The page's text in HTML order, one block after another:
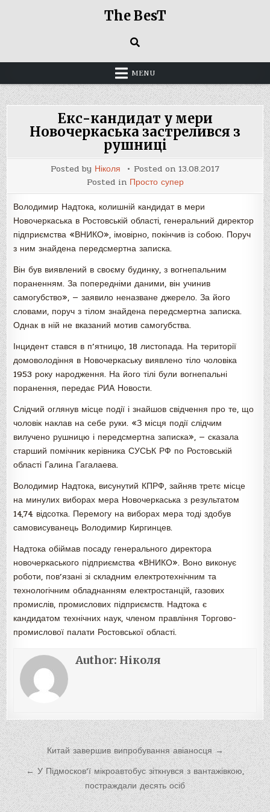
The BesT
MENU
Екс-кандидат у мери
Новочеркаська застрелився з
рушниці
Posted by Ніколя Posted on 13.08.2017
Posted in Просто супер
Володимир Надтока, колишній кандидат в мери
Новочеркаська в Ростовській області, генеральний директор
підприємства «ВНИКО», імовірно, покінчив із собою. Поруч
з ним знайдена передсмертна записка.
Він був виявлений в своєму будинку, з вогнепальним
пораненням. За попередніми даними, він учинив
самогубство», — заявило неназване джерело. За його
словами, поруч з тілом знайдена передсмертна записка.
Однак в ній не вказаний мотив самогубства.
Інцидент стався в п’ятницю, 18 листопада. На території
домоволодіння в Новочеркаську виявлено тіло чоловіка
1953 року народження. На його тілі були вогнепальні
поранення, передає РИА Новости.
Слідчий оглянув місце події і знайшов свідчення про те, що
чоловік наклав на себе руки. «З місця події слідчим
вилучено рушницю і передсмертна записка», — сказала
старший помічник керівника СУСЬК РФ по Ростовській
області Галина Гагалаева.
Володимир Надтока, висунутий КПРФ, зайняв третє місце
на минулих виборах мера Новочеркаська з результатом
14,74 відсотка. Перемогу на виборах мера тоді здобув
самовисуванець Володимир Киргинцев.
Надтока обіймав посаду генерального директора
новочеркаського підприємства «ВНИКО». Воно виконує
роботи, пов’язані зі складним електротехнічним та
технологічним обладнанням електростанцій, газових
промислів, промислових підприємств. Надтока є
кандидатом технічних наук, членом правління Торгово-
промислової палати Ростовської області.
Author: Ніколя
Навигация
по
записям
Китай завершив випробування авіаносця →
← У Підмосков’ї мікроавтобус зіткнувся з вантажівкою,
постраждали десять осіб